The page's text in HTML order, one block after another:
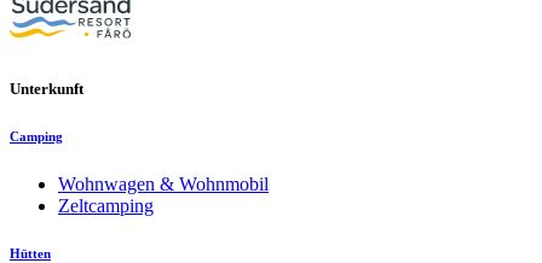
Unterkunft
Camping
Wohnwagen & Wohnmobil
Zeltcamping
Hütten